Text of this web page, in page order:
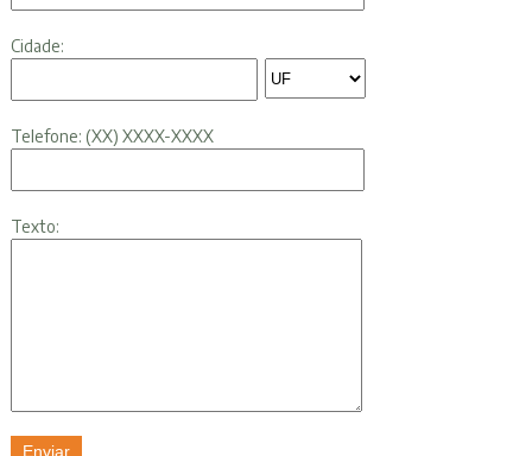
Cidade:
Telefone: (XX) XXXX-XXXX
Texto: